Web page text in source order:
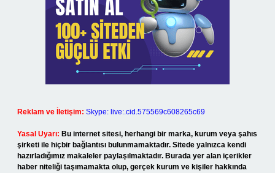
Reklam ve İletişim: Skype: live:.cid.575569c608265c69
Yasal Uyarı: Bu internet sitesi, herhangi bir marka, kurum veya şahıs
şirketi ile hiçbir bağlantısı bulunmamaktadır. Sitede yalnızca kendi
hazırladığımız makaleler paylaşılmaktadır. Burada yer alan içerikler
haber niteliği taşımamakta olup, gerçek kurum ve kişiler hakkında